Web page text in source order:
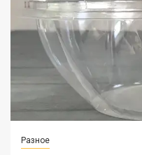
Разное